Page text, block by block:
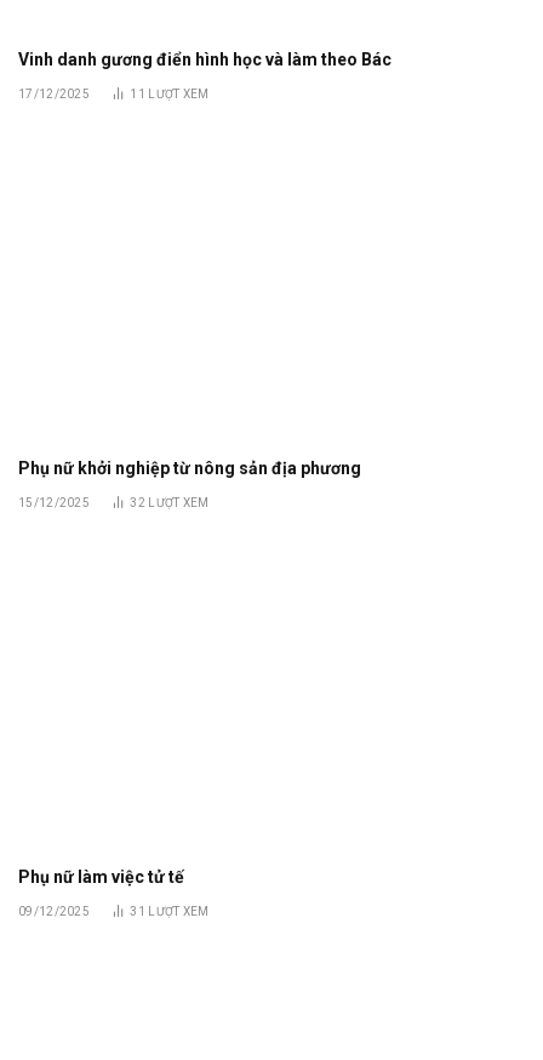
Vinh danh gương điển hình học và làm theo Bác
17/12/2025 11 LƯỢT XEM
Phụ nữ khởi nghiệp từ nông sản địa phương
15/12/2025 32 LƯỢT XEM
Phụ nữ làm việc tử tế
09/12/2025 31 LƯỢT XEM